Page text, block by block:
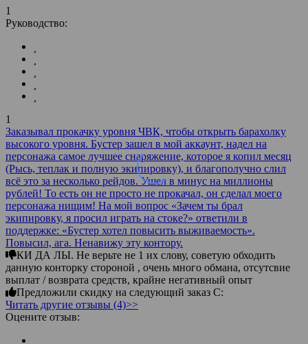
1
Руководство:
1
Заказывал прокачку уровня ЧВК, чтобы открыть барахолку
высокого уровня. Бустер зашел в мой аккаунт, надел на
персонажа самое лучшее снаряжение, которое я копил месяц
(Рысь, теплак и полную экипировку), и благополучно слил
всё это за несколько рейдов. Ушел в минус на миллионы
рублей! То есть он не просто не прокачал, он сделал моего
персонажа нищим! На мой вопрос «Зачем ты брал
экипировку, я просил играть на стоке?» ответили в
поддержке: «Бустер хотел повысить выживаемость».
Повысил, ага. Ненавижу эту контору.
КИ ДА ЛЫ. Не верьте не 1 их слову, советую обходить
данную конторку стороной , очень много обмана, отсутсвие
выплат / возврата средств, крайне негативный опыт
Предложили скидку на следующий заказ С:
Читать другие отзывы (4)>>
Оцените отзыв: